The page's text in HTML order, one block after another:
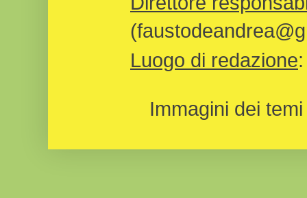
Luogo di redazione
Immagini dei